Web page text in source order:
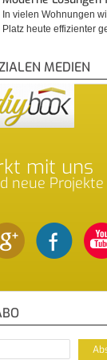
In vielen Wohnungen
Platz heute effizienter
MEDIEN
mit uns
neue Projekte